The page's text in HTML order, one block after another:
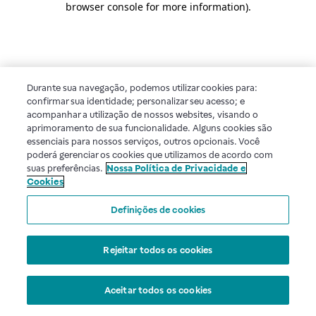
browser console for more information).
Durante sua navegação, podemos utilizar cookies para:
confirmar sua identidade; personalizar seu acesso; e
acompanhar a utilização de nossos websites, visando o
aprimoramento de sua funcionalidade. Alguns cookies são
essenciais para nossos serviços, outros opcionais. Você
poderá gerenciar os cookies que utilizamos de acordo com
suas preferências. Nossa Política de Privacidade e
Cookies
Definições de cookies
Rejeitar todos os cookies
Aceitar todos os cookies